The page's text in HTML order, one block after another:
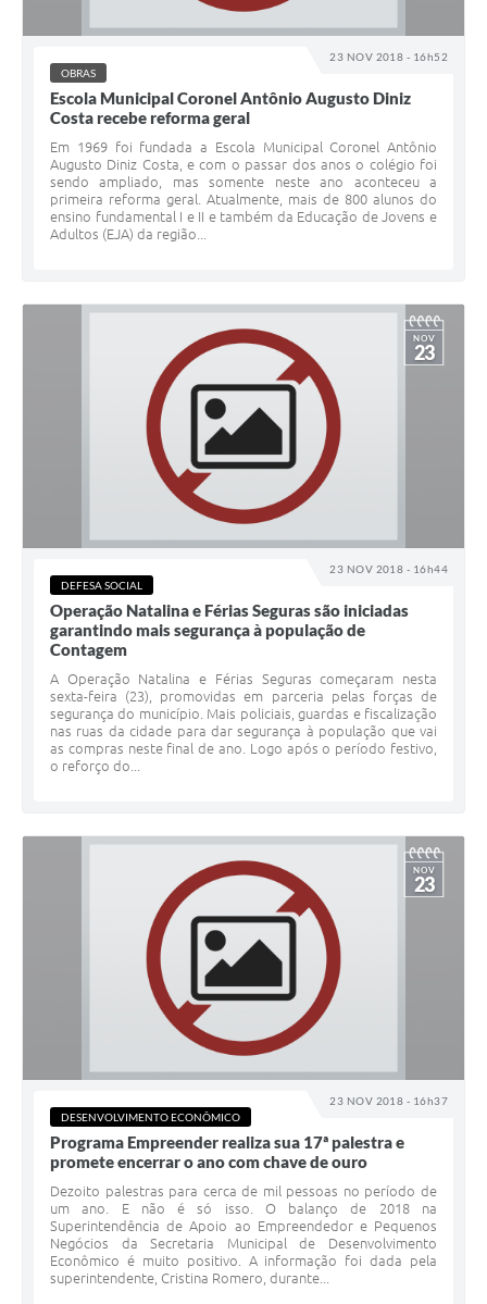
23 NOV 2018 - 16h52
OBRAS
Escola Municipal Coronel Antônio Augusto Diniz
Costa recebe reforma geral
Em 1969 foi fundada a Escola Municipal Coronel Antônio
Augusto Diniz Costa, e com o passar dos anos o colégio foi
sendo ampliado, mas somente neste ano aconteceu a
primeira reforma geral. Atualmente, mais de 800 alunos do
ensino fundamental I e II e também da Educação de Jovens e
Adultos (EJA) da região...
23 NOV 2018 - 16h44
NOV
23
DEFESA SOCIAL
Operação Natalina e Férias Seguras são iniciadas
garantindo mais segurança à população de
Contagem
A Operação Natalina e Férias Seguras começaram nesta
sexta-feira (23), promovidas em parceria pelas forças de
segurança do município. Mais policiais, guardas e fiscalização
nas ruas da cidade para dar segurança à população que vai
as compras neste final de ano. Logo após o período festivo,
o reforço do...
23 NOV 2018 - 16h37
NOV
23
DESENVOLVIMENTO ECONÔMICO
Programa Empreender realiza sua 17ª palestra e
promete encerrar o ano com chave de ouro
Dezoito palestras para cerca de mil pessoas no período de
um ano. E não é só isso. O balanço de 2018 na
Superintendência de Apoio ao Empreendedor e Pequenos
Negócios da Secretaria Municipal de Desenvolvimento
Econômico é muito positivo. A informação foi dada pela
superintendente, Cristina Romero, durante...